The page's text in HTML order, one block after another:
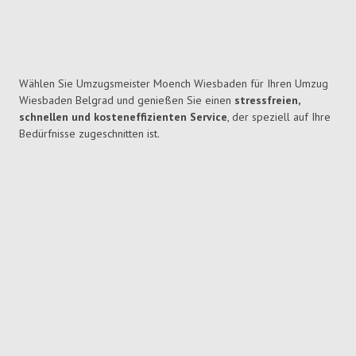
Wählen Sie Umzugsmeister Moench Wiesbaden für Ihren Umzug
Wiesbaden Belgrad und genießen Sie einen stressfreien,
schnellen und kosteneffizienten Service, der speziell auf Ihre
Bedürfnisse zugeschnitten ist.